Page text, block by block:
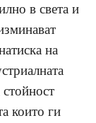
в света и
на
които ги